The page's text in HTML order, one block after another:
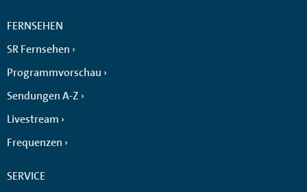
FERNSEHEN
SR Fernsehen
Programmvorschau
Sendungen A-Z
Livestream
Frequenzen
SERVICE